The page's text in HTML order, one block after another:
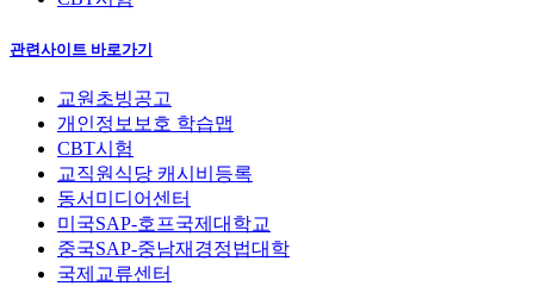
관련사이트 바로가기
교원초빙공고
개인정보보호 학습맵
CBT시험
교직원식당 캐시비등록
동서미디어센터
미국SAP-호프국제대학교
중국SAP-중남재경정법대학
국제교류센터